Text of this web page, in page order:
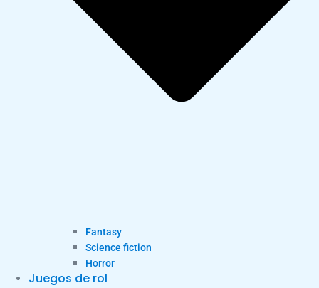
Fantasy
Science fiction
Horror
Juegos de rol